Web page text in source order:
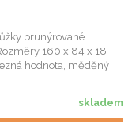
brunýrované
160 x 84 x 18
hodnota, měděný
skladem